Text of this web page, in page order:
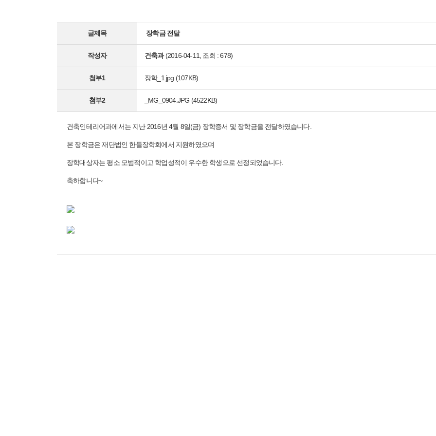
글제목 장학금 전달
작성자 건축과(2016-04-11, 조회 : 678)
첨부1 장학_1.jpg (107KB)
첨부2 _MG_0904.JPG (4522KB)
건축인테리어과에서는 지난 2016년 4월 8일(금) 장학증서 및 장학금을 전달하였습니다.
본 장학금은 재단법인 한들장학회에서 지원하였으며
장학대상자는 평소 모범적이고 학업성적이 우수한 학생으로 선정되었습니다.
축하합니다~